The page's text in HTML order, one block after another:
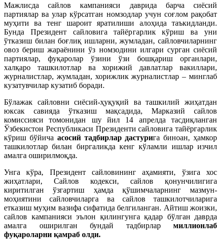
Мажлисда сайлов кампанияси даврида барча сиёсий
партиялар ва улар кўрсатган номзодлар учун соғлом рақобат
муҳити ва тенг шароит яратилиши алоҳида таъкидланди.
Бунда Президент сайловига тайёргарлик кўриш ва уни
ўтказиш билан боғлиқ ишларни, жумладан, сайловчиларнинг
овоз бериш жараёнини ўз номзодини илгари сурган сиёсий
партиялар, фуқаролар ўзини ўзи бошқариш органлари,
халқаро ташкилотлар ва хорижий давлатлар вакиллари,
журналистлар, жумладан, хорижлик журналистлар – минглаб
кузатувчилар кузатиб боради.
Бўлажак сайловни сиёсий-ҳуқуқий ва ташкилий жиҳатдан
юксак савияда ўтказиш мақсадида, Марказий сайлов
комиссияси томонидан шу йил 14 апрелда тасдиқланган
Ўзбекистон Республикаси Президенти сайловига тайёргарлик
кўриш бўйича асосий тадбирлар дастурига биноан, ҳамкор
ташкилотлар билан биргаликда кенг кўламли ишлар изчил
амалга оширилмоқда.
Унга кўра, Президент сайловининг аҳамияти, ўзига хос
жиҳатлари, Сайлов кодекси, сайлов қонунчилигига
киритилган ўзгартиш ҳамда қўшимчаларнинг мазмун-
моҳиятини сайловчиларга ва сайлов ташкилотчиларига
етказиш муҳим вазифа сифатида белгиланган. Айтиш жоизки,
сайлов кампанияси эълон қилингунга қадар бўлган даврда
амалга оширилган бундай тадбирлар миллионлаб
фуқароларни қамраб олди.